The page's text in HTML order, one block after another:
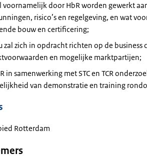
voornamelijk door HbR worden gewerkt
risico’s en regelgeving, en wat
bouw en certificering;
zal zich in opdracht richten op de business
en mogelijke marktpartijen;
in samenwerking met STC en TCR
van demonstratie en training
Rotterdam